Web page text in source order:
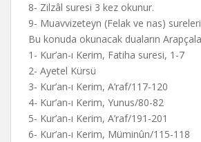
8- Zilzâl suresi 3 kez okunur.
9- Muavvizeteyn (Felak ve nas)
Bu konuda okunacak duaların
1- Kur’an-ı Kerim, Fatiha suresi, 1-7
2- Ayetel Kürsü
3- Kur’an-ı Kerim, A’raf/117-120
4- Kur’an-ı Kerim, Yunus/80-82
5- Kur’an-ı Kerim, A’raf/191-201
6- Kur’an-ı Kerim, Müminûn/115-118